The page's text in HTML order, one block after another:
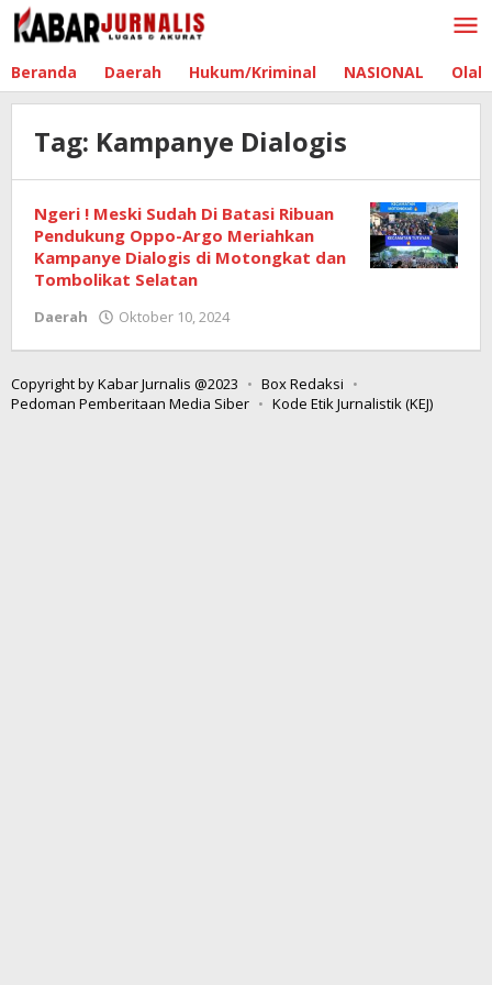
Lewati
ke
Beranda Daerah Hukum/Kriminal NASIONAL
Tag: Kampanye Dialogis
Ngeri ! Meski Sudah Di Batasi Ribuan
Pendukung Oppo-Argo Meriahkan
Kampanye Dialogis di Motongkat dan
Tombolikat Selatan
Daerah Oktober 10, 2024
Copyright by Kabar Jurnalis @2023
Box Redaksi
Pedoman Pemberitaan Media Siber
Kode Etik Jurnalistik (KEJ)